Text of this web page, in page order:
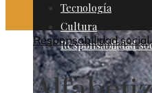
Tecnología
Cultura
Responsabilidad
Responsabilidad social